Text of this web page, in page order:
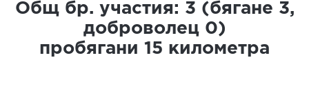
Общ бр. участия: 3 (бягане 3,
доброволец 0)
пробягани 15 километра